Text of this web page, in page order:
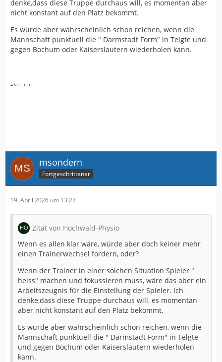
denke,dass diese Truppe durchaus will, es momentan aber
nicht konstant auf den Platz bekommt.
Es würde aber wahrscheinlich schon reichen, wenn die
Mannschaft punktuell die " Darmstadt Form" in Telgte und
gegen Bochum oder Kaiserslautern wiederholen kann.
msondern
Fortgeschrittener
19. April 2026 um 13:27
Zitat von Hochwald-Physio
Wenn es allen klar wäre, würde aber doch keiner mehr
einen Trainerwechsel fordern, oder?
Wenn der Trainer in einer solchen Situation Spieler "
heiss" machen und fokussieren muss, wäre das aber ein
Arbeitszeugnis für die Einstellung der Spieler. Ich
denke,dass diese Truppe durchaus will, es momentan
aber nicht konstant auf den Platz bekommt.
Es würde aber wahrscheinlich schon reichen, wenn die
Mannschaft punktuell die " Darmstadt Form" in Telgte
und gegen Bochum oder Kaiserslautern wiederholen
kann.